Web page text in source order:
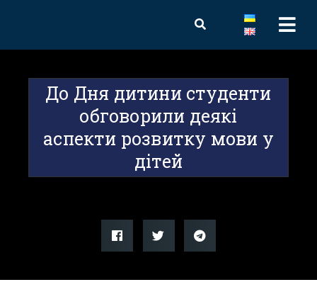
До Дня дитини студенти
обговорили деякі
аспекти розвитку мови у
дітей